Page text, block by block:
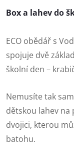
Box a lahev do
ECO obědář s
spojuje dvě
školní den –
Nemusíte tak
dětskou lahev na
dvojici, kterou
batohu.